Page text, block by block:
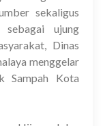
sekaligus
sebagai ujung
Dinas
menggelar
Sampah Kota